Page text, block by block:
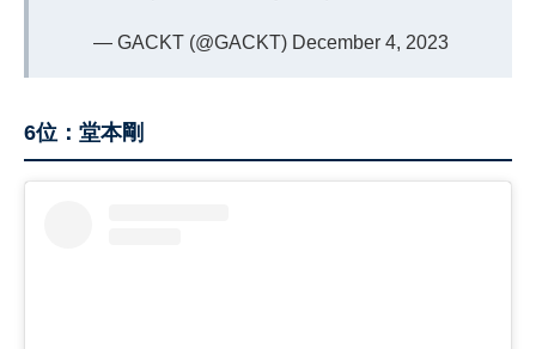
— GACKT (@GACKT) December 4, 2023
6位：堂本剛